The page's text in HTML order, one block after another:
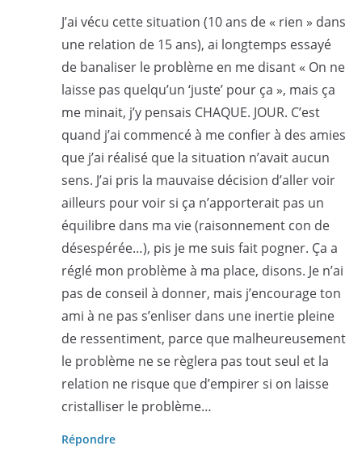
J’ai vécu cette situation (10 ans de « rien » dans
une relation de 15 ans), ai longtemps essayé
de banaliser le problème en me disant « On ne
laisse pas quelqu’un ‘juste’ pour ça », mais ça
me minait, j’y pensais CHAQUE. JOUR. C’est
quand j’ai commencé à me confier à des amies
que j’ai réalisé que la situation n’avait aucun
sens. J’ai pris la mauvaise décision d’aller voir
ailleurs pour voir si ça n’apporterait pas un
équilibre dans ma vie (raisonnement con de
désespérée…), pis je me suis fait pogner. Ça a
réglé mon problème à ma place, disons. Je n’ai
pas de conseil à donner, mais j’encourage ton
ami à ne pas s’enliser dans une inertie pleine
de ressentiment, parce que malheureusement
le problème ne se règlera pas tout seul et la
relation ne risque que d’empirer si on laisse
cristalliser le problème…
Répondre